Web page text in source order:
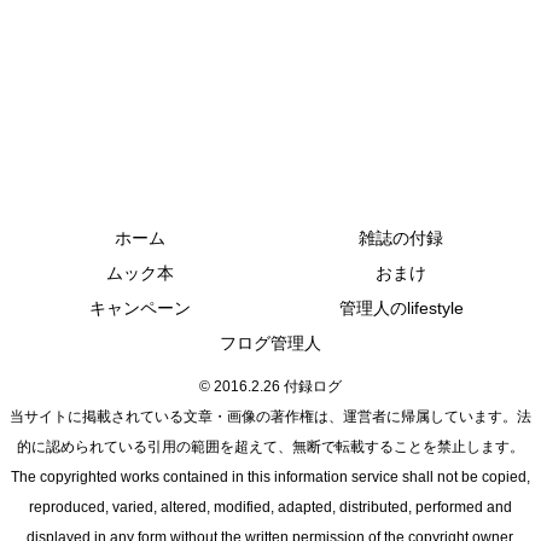
ホーム
雑誌の付録
ムック本
おまけ
キャンペーン
管理人のlifestyle
フログ管理人
© 2016.2.26 付録ログ
当サイトに掲載されている文章・画像の著作権は、運営者に帰属しています。法
的に認められている引用の範囲を超えて、無断で転載することを禁止します。
The copyrighted works contained in this information service shall not be copied,
reproduced, varied, altered, modified, adapted, distributed, performed and
displayed in any form without the written permission of the copyright owner.